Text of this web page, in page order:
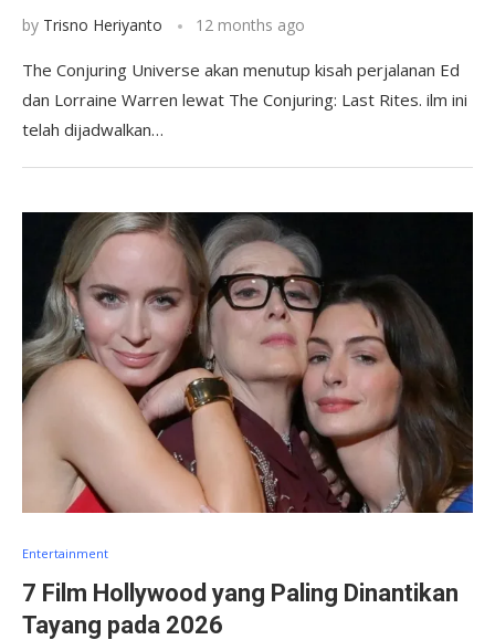
by Trisno Heriyanto 12 months ago
The Conjuring Universe akan menutup kisah perjalanan Ed
dan Lorraine Warren lewat The Conjuring: Last Rites. ilm ini
telah dijadwalkan…
Entertainment
7 Film Hollywood yang Paling Dinantikan
Tayang pada 2026